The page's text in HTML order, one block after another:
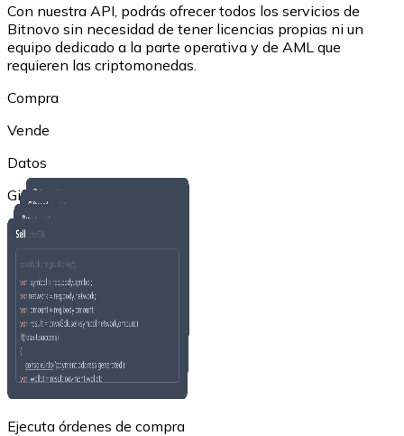
Ethereum
ETH
USD Coin
Con nuestra API, podrás ofrecer todos los servicios de
Bitnovo sin necesidad de tener licencias propias ni un
equipo dedicado a la parte operativa y de AML que
requieren las criptomonedas.
Compra
Vende
Datos
Giftcards
Ejecuta órdenes de compra